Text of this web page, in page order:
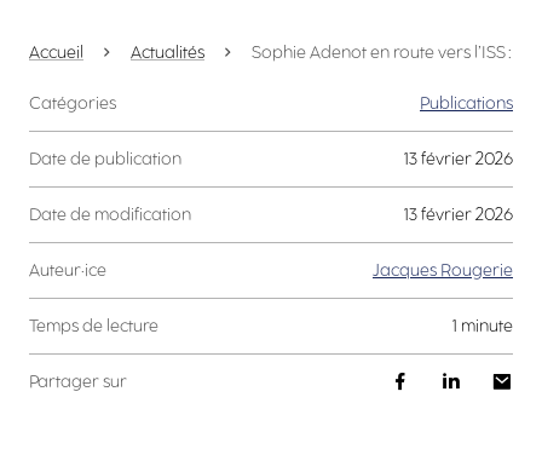
Accueil Actualités Sophie Adenot en route vers l’ISS :
Catégories Publications
Date de publication 13 février 2026
Date de modification 13 février 2026
Auteur·ice Jacques Rougerie
Temps de lecture 1 minute
Partager sur